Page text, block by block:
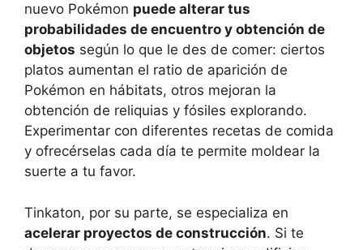
nuevo Pokémon puede alterar tus
probabilidades de encuentro y obtención de
objetos según lo que le des de comer: ciertos
platos aumentan el ratio de aparición de
Pokémon en hábitats, otros mejoran la
obtención de reliquias y fósiles explorando.
Experimentar con diferentes recetas de comida
y ofrecérselas cada día te permite moldear la
suerte a tu favor.
Tinkaton, por su parte, se especializa en
acelerar proyectos de construcción. Si te